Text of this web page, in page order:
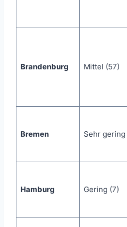
Brandenburg Mittel (57)
Bremen Sehr gering
Hamburg Gering (7)